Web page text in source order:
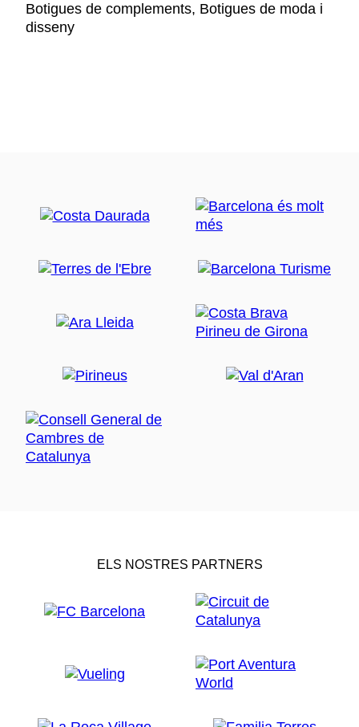
Botigues de complements, Botigues de moda i
disseny
ELS NOSTRES PARTNERS